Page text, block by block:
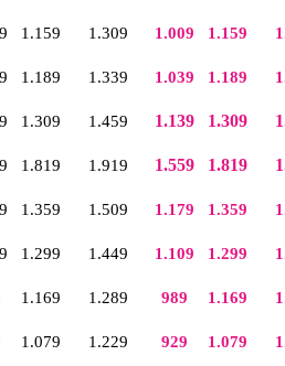
1.159 1.309 1.009 1.159
1.189 1.339 1.039 1.189
1.309 1.459 1.139 1.309
1.819 1.919 1.559 1.819
1.359 1.509 1.179 1.359
1.299 1.449 1.109 1.299
1.169 1.289 989 1.169
1.079 1.229 929 1.079